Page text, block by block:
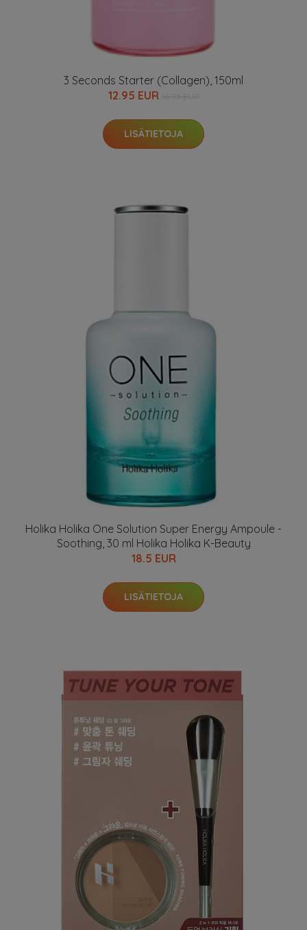
3 Seconds Starter (Collagen), 150ml
12.95 EUR
LISÄTIETOJA
Holika Holika One Solution Super Energy Ampoule -
Soothing, 30 ml Holika Holika K-Beauty
18.5 EUR
LISÄTIETOJA